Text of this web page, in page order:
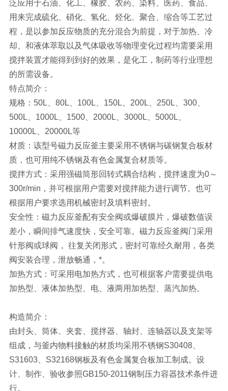
泛应用于石油、化工、橡胶、农药、染料、医药、食品、
用来完成硫化、硝化、氢化、烃化、聚合、缩合等工艺过
程，是以参加反应物质的充分混合为前提，对于加热、冷
却、和液体萃取以及气体吸收等物理变化过程均需要采用
搅拌装置才能得到到好的效果，是化工，制药等行业理想
的所需设备。
特点简介：
规格：50L、80L、100L、150L、200L、250L、300、
500L、1000L、1500、2000L、3000L、5000L、
10000L、20000L等
材质：该型号磁力反应釜主要采用不锈钢与碳钢复合板材
质，也可用纯不锈钢及有色金属复合材质等。
搅拌方式：采用强磁筒形回转式耦合结构，搅拌速度为0～
300r/min，并可根据用户需要对搅拌能力进行调节。也可
根据用户要求选用机械密封及填料密封。
安全性：磁力反应釜配有安全阀或爆破膜片，爆破数值误
差小，瞬间排气速度快，安全可靠。磁力反应釜阀门采用
针形阀或球阀， 往复关闭形式，密封可靠经久耐用，各类
阀安装合理，泄放畅通，*。
加热方式：可采用电加热方式，也可根据客户需要提供电
加热型、液体加热型、电、液两用加热型、蒸汽加热。
构造简介：
由封头、筒体、夹套、搅拌器、轴封、连轴器以及支架等
组成，与釜内物料接触的材质均采用不锈钢S30408、
S31603、S32168钢板及有色金属复合板加工制成。设
计、制作、验收参照GB150-2011钢制压力容器技术条件进
行。